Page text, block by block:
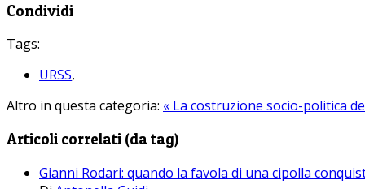
Condividi
Tags:
URSS,
Altro in questa categoria: « La costruzione socio-politica
Articoli correlati (da tag)
Gianni Rodari: quando la favola di una cipolla